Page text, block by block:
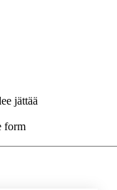
jättää
form